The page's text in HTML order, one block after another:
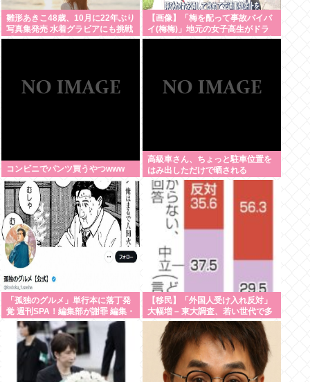
雛形あきこ48歳、10月に22年ぶり
写真集発売 水着グラビアにも挑戦
「なんと!!!」「おぉ~」「学生時
【画像】「梅を配って事故バイバ
イ(梅梅)」地元の女子高生がドラ
イバーに梅を配って安全運転を呼
コンビニでパンツ買うやつwww
高級車さん、ちょっと駐車位置を
はみ出しただけで晒される
wwwWwwWWw
「孤独のグルメ」単行本に落丁発
覚 週刊SPA！編集部が謝罪 編集・
印刷工程で不備
【移民】「外国人受け入れ反対」
大幅増 – 東大調査、若い世代で多
く